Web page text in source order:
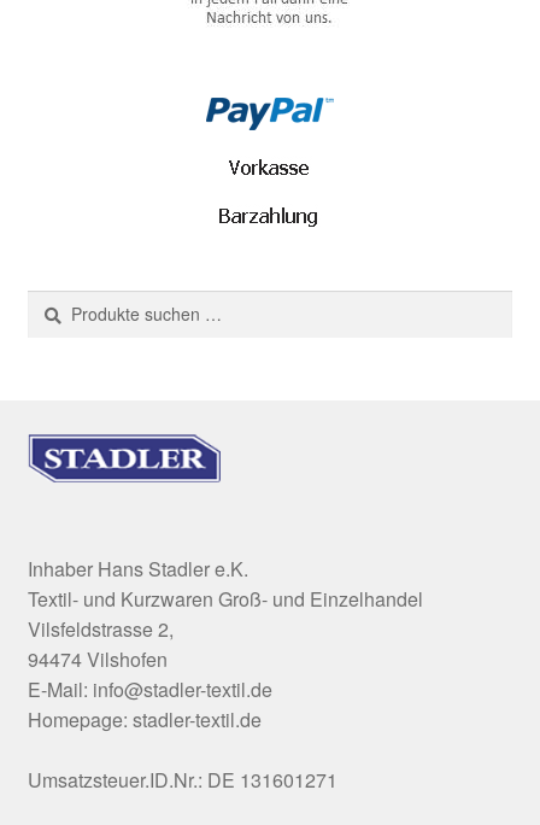
Suchen
nach:
Suchen
Inhaber Hans Stadler e.K.
Textil- und Kurzwaren Groß- und Einzelhandel
Vilsfeldstrasse 2,
94474 Vilshofen
E-Mail: info@stadler-textil.de
Homepage: stadler-textil.de
Umsatzsteuer.ID.Nr.: DE 131601271